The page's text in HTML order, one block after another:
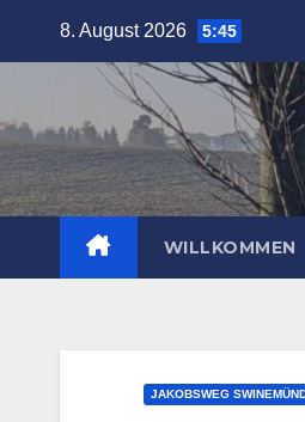
8. August 2026 5:45
WILLKOMMEN
JAKOBSWEG